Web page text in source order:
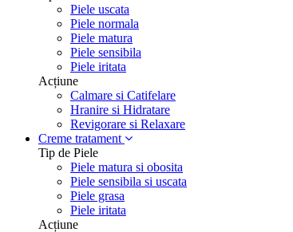
Piele uscata
Piele normala
Piele matura
Piele sensibila
Piele iritata
Acțiune
Calmare si Catifelare
Hranire si Hidratare
Revigorare si Relaxare
Creme tratament
Tip de Piele
Piele matura si obosita
Piele sensibila si uscata
Piele grasa
Piele iritata
Acțiune